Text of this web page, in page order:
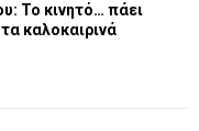
Το κινητό… πάει
καλοκαιρινά